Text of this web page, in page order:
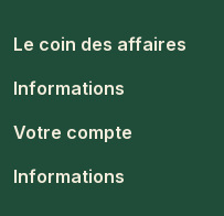
Le coin des affaires
Informations
Votre compte
Informations